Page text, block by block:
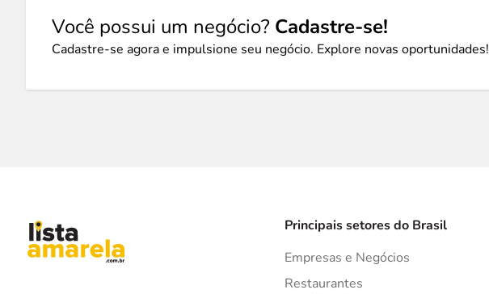
Você possui um negócio? Cadastre-se!
Cadastre-se agora e impulsione seu negócio. Explore novas oportunidades!
Principais setores do Brasil
Empresas e Negócios
Restaurantes